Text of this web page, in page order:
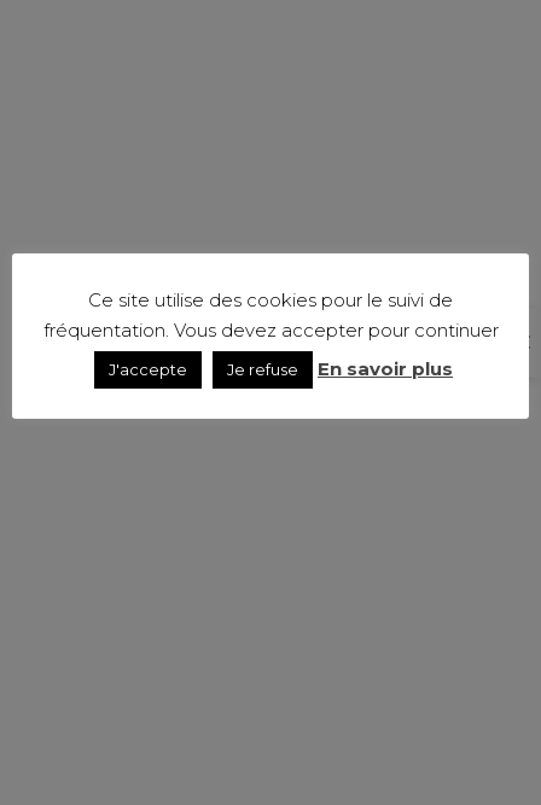
Ce site utilise des cookies pour le suivi de
fréquentation. Vous devez accepter pour continuer
J'accepte Je refuse En savoir plus